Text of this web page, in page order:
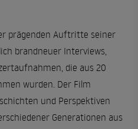
prägenden Auftritte seiner
brandneuer Interviews,
die aus 20
wurden. Der Film
und Perspektiven
Generationen aus